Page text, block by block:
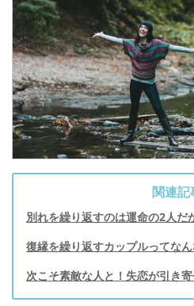
関連記
別れを繰り返すのは運命の2人だ
復縁を繰り返すカップルってな
次こそ素敵な人と！失恋が引き